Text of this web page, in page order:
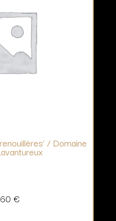
/ Domaine
€